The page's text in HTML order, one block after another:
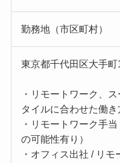
勤務地（市区町村）
東京都千代田区大手
・リモートワーク、
タイルに合わせた働き
・リモートワーク手
の可能性有り）
・オフィス出社 / リモ